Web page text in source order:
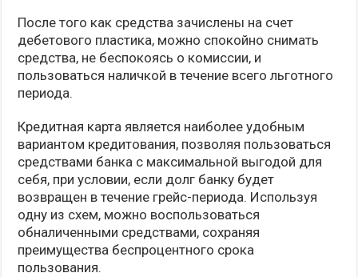
После того как средства зачислены на счет
дебетового пластика, можно спокойно снимать
средства, не беспокоясь о комиссии, и
пользоваться наличкой в течение всего льготного
периода.
Кредитная карта является наиболее удобным
вариантом кредитования, позволяя пользоваться
средствами банка с максимальной выгодой для
себя, при условии, если долг банку будет
возвращен в течение грейс-периода. Используя
одну из схем, можно воспользоваться
обналиченными средствами, сохраняя
преимущества беспроцентного срока
пользования.